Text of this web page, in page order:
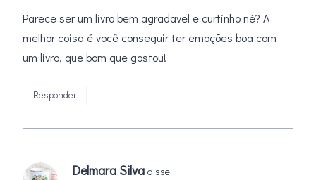
Parece ser um livro bem agradavel e curtinho né? A
melhor coisa é você conseguir ter emoções boa com
um livro, que bom que gostou!
Responder
Delmara Silva disse: